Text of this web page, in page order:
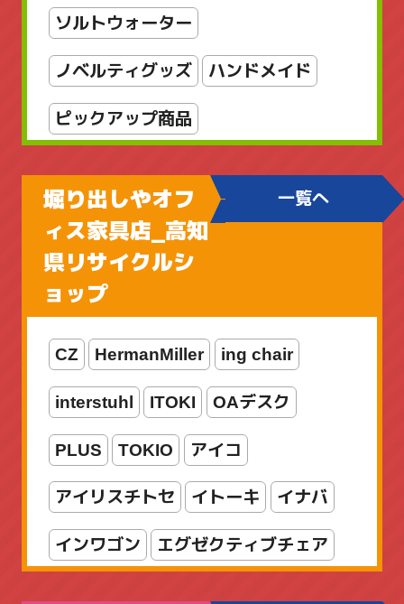
新着商品 新着商品
美術品 輪島塗 金属工芸 銅製
雑貨 骨董品 骨董品_日本の陶磁
ソルトウォーター
ノベルティグッズ ハンドメイド
ピックアップ商品
ブラックバス用
ボートアジングロッド
ライトゲームロッド ライン
リール ルアー ロッド
ロッド・リールセット
入門セット 新着商品 海水 竿
船竿
堀り出しやオフ
ィス家具店_高知
県リサイクルシ
ョップ
一覧へ
CZ HermanMiller ing chair
interstuhl ITOKI OAデスク
PLUS TOKIO アイコ
アイリスチトセ イトーキ イナバ
インワゴン エグゼクティブチェア